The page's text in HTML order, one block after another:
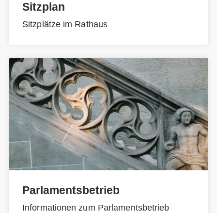
Sitzplan
Sitzplätze im Rathaus
Parlamentsbetrieb
Informationen zum Parlamentsbetrieb